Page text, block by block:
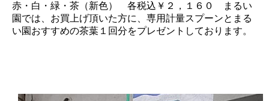
赤・白・緑・茶（新色） 各税込￥２，１６０ まるい
園では、お買上げ頂いた方に、専用計量スプーンとまる
い園おすすめの茶葉１回分をプレゼントしております。